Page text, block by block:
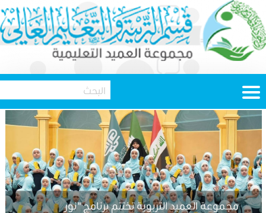
مجموعة العميد التربوية تختتم برنامج "نور